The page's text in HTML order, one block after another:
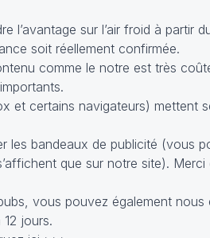
l’avantage sur l’air froid à partir
soit réellement confirmée.
comme le notre est très
et certains navigateurs) mettent
les bandeaux de publicité (vous
que sur notre site).
vous pouvez également
jours.